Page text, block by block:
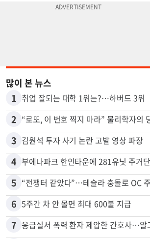
1 취업 잘되는 대학 1위는?…하버드 3위
2 “로또, 이 번호 찍지 마라” 물리학자의
3 김원석 투자 사기 논란 고발 영상 파장
4 부에나파크 한인타운에 281유닛 주거
5 “전쟁터 같았다”…테슬라 충돌로 OC 주
6 5주간 차 안 몰면 최대 600불 지급